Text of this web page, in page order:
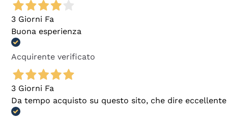
3 Giorni Fa
Buona esperienza
Acquirente verificato
3 Giorni Fa
Da tempo acquisto su questo sito, che dire eccellente